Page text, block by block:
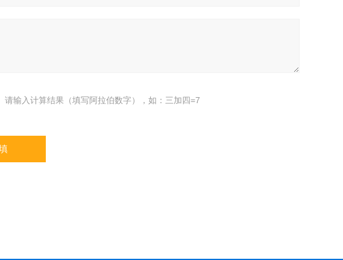
请输入计算结果（填写阿拉伯数字），如：三加四=7